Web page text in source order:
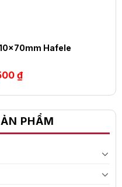
₫.
Hafele
₫Giá
hiện
tại
108,500 ₫.
PHẨM